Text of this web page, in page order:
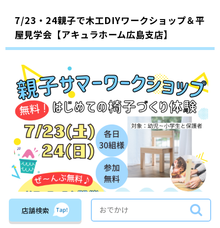
7/23・24親子で木工DIYワークショップ＆平
屋見学会【アキュラホーム広島支店】
店舗検索